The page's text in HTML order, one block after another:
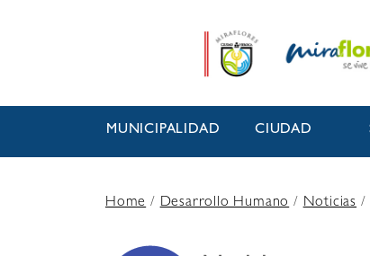
MUNICIPALIDAD CIUDAD
Home/Desarrollo Humano/Noticias /